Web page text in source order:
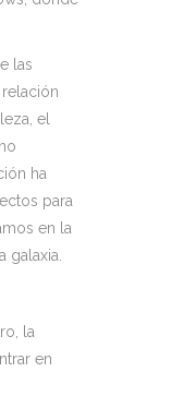
las
el
ha
para
en la
galaxia.
la
en